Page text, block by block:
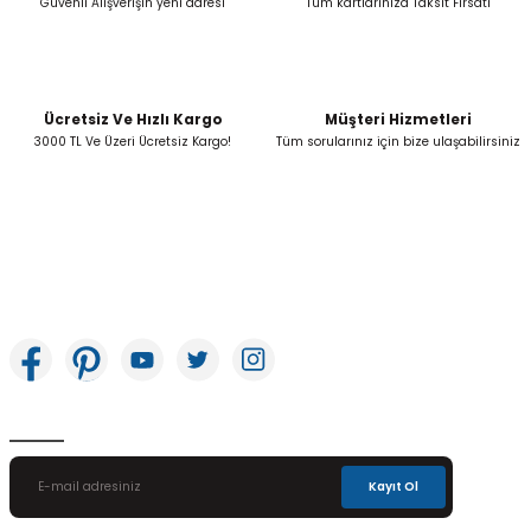
Gönder
Ücretsiz Ve Hızlı Kargo
3000 TL Ve Üzeri Ücretsiz Kargo!
Müşteri Hizmetleri
Tüm sorularınız için bize ulaşabilirsiniz
Kayıt Ol